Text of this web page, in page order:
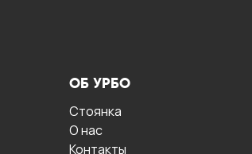
ОБ УРБО
Стоянка
О нас
Контакты